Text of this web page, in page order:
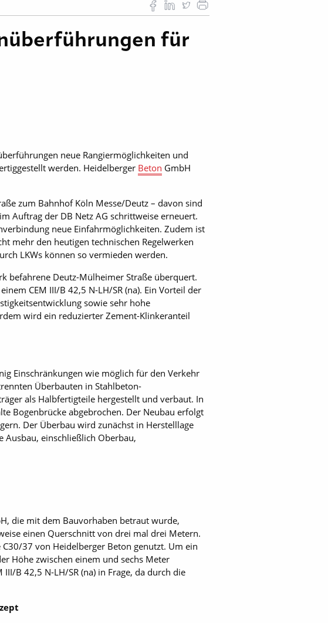
für
neue Rangiermöglichkeiten und
werden. Heidelberger Beton GmbH
zum Bahnhof Köln Messe/Deutz – davon sind
Auftrag der DB Netz AG schrittweise erneuert.
neue Einfahrmöglichkeiten. Zudem ist
mehr den heutigen technischen Regelwerken
LKWs können so vermieden werden.
befahrene Deutz-Mülheimer Straße überquert.
CEM III/B 42,5 N-LH/SR (na). Ein Vorteil der
sowie sehr hohe
wird ein reduzierter Zement-Klinkeranteil
Einschränkungen wie möglich für den Verkehr
Überbauten in Stahlbeton-
als Halbfertigteile hergestellt und verbaut. In
Bogenbrücke abgebrochen. Der Neubau erfolgt
Der Überbau wird zunächst in Herstelllage
Ausbau, einschließlich Oberbau,
die mit dem Bauvorhaben betraut wurde,
einen Querschnitt von drei mal drei Metern.
37 von Heidelberger Beton genutzt. Um ein
Höhe zwischen einem und sechs Meter
B 42,5 N-LH/SR (na) in Frage, da durch die